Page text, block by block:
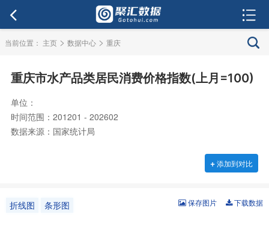
当前位置： 主页 > 数据中心 > 重庆
重庆市水产品类居民消费价格指数(上月=100)
单位：
时间范围：201201 - 202602
数据来源：国家统计局
+添加到对比
折线图 条形图 下载数据
保存图片